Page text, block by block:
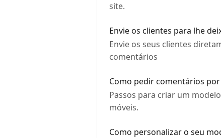
site.
Envie os clientes para lhe
Envie os seus clientes
comentários
Como pedir comentários por
Passos para criar um
móveis.
Como personalizar o seu